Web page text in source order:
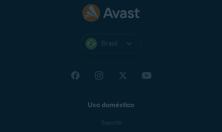
Brasil
Uso doméstico
Suporte